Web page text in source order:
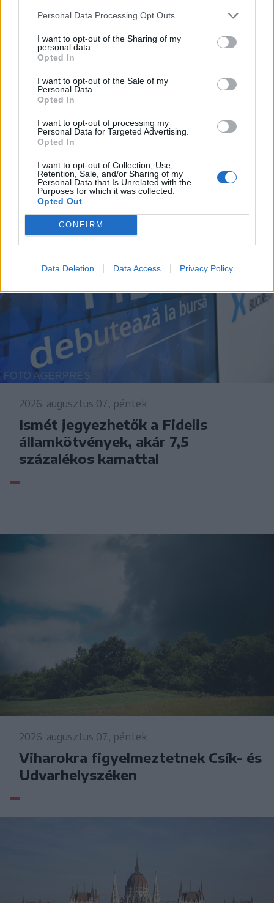
Personal Data Processing Opt Outs
I want to opt-out of the Sharing of my
personal data.
Opted In
I want to opt-out of the Sale of my
Personal Data.
Opted In
I want to opt-out of processing my
Personal Data for Targeted Advertising.
Opted In
I want to opt-out of Collection, Use,
Retention, Sale, and/or Sharing of my
Personal Data that Is Unrelated with the
Purposes for which it was collected.
Opted Out
CONFIRM
Data Deletion Data Access Privacy Policy
2026. augusztus 07., péntek
Hetek óta először csökkent az
üzemanyagok ára
2026. augusztus 07., péntek
Ismét jegyezhetők a Fidelis
államkötvények, akár 7,5
százalékos kamattal
2026. augusztus 07., péntek
Viharokra figyelmeztetnek Csík- és
Udvarhelyszéken